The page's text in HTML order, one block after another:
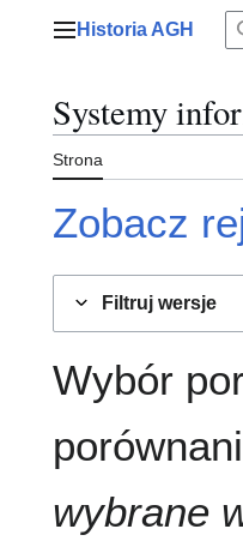
Menu główne
Historia AGH
Systemy
Strona
Zobacz
Filtruj wersje
Wybór
wybrane